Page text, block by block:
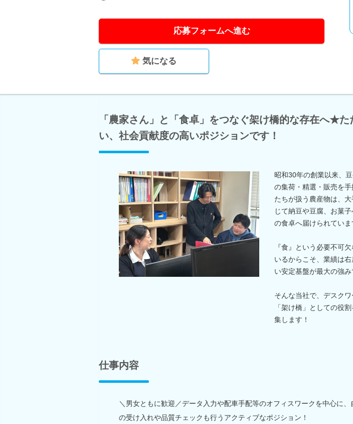
応募フォームへ進む
気になる
「農家さん」と「食卓」をつなぐ架け橋的な存在へ★
い、社会貢献度の高いポジションです！
昭和30年の創業以来、
の集荷・精選・販売を
たちが扱う農産物は、
じて納豆や豆腐、お菓
の食卓へ届けられていま
『食』という必要不可
いるからこそ、業績は
い安定基盤が最大の強み
そんな当社で、デスク
「架け橋」としての役
集します！
仕事内容
＼男女ともに歓迎／データ入力や配車手配等のオフィスワークを中心に、
の受け入れや品質チェックも行うアクティブなポジション！